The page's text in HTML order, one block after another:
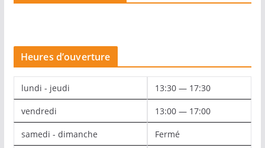
Heures d’ouverture
lundi - jeudi 13:30 — 17:30
vendredi 13:00 — 17:00
samedi - dimanche Fermé